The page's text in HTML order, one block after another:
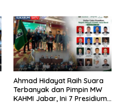
Ahmad Hidayat Raih Suara
Terbanyak dan Pimpin MW
KAHMI Jabar, Ini 7 Presidium